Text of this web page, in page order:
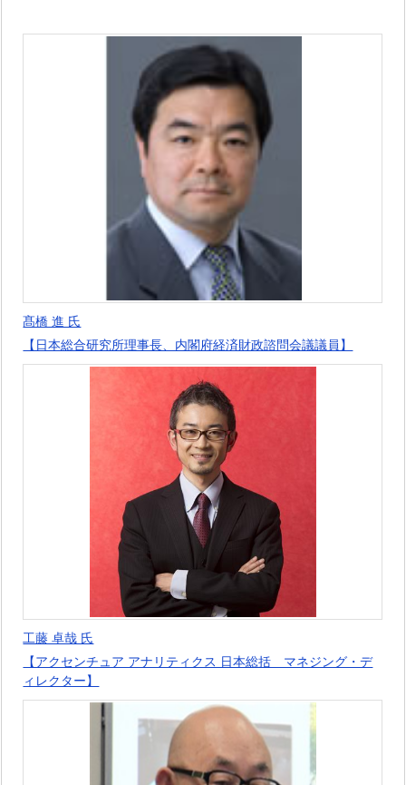
髙橋 進 氏
【日本総合研究所理事長、内閣府経済財政諮問会議議員】
工藤 卓哉 氏
【アクセンチュア アナリティクス 日本総括 マネジング・デ
ィレクター】